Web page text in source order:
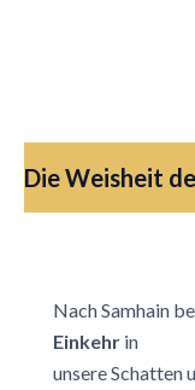
Die Weisheit
Nach Samhain
Einkehr in
unsere Schatten